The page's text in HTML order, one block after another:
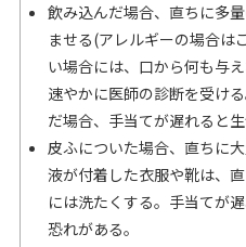
飲み込んだ場合、直ちに多
ませる(アレルギーの場合は
い場合には、口から何も与
速やかに医師の診断を受け
だ場合、手当てが遅れると
皮ふについた場合、直ちに
液が付着した衣服や靴は、
には洗たくする。手当てが
恐れがある。